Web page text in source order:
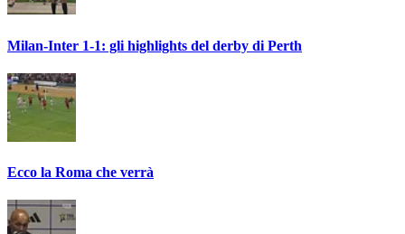
Milan-Inter 1-1: gli highlights del derby di Perth
Ecco la Roma che verrà